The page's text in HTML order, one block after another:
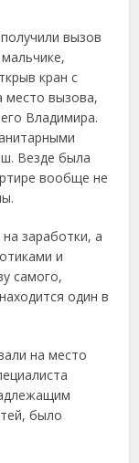
вызов
кран с
место вызова,
Владимира.
Везде была
вообще не
заработки, а
и
самого,
один в
на место
было